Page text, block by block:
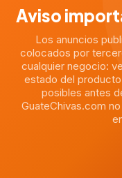
Aviso
Los anuncios
colocados por
cualquier negocio:
estado del
posibles antes
GuateChivas.com